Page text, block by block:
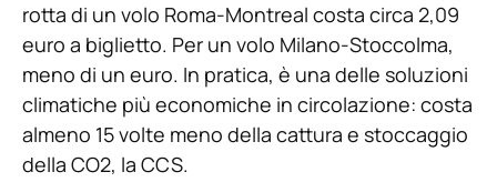
rotta di un volo Roma-Montreal costa circa 2,09
euro a biglietto. Per un volo Milano-Stoccolma,
meno di un euro. In pratica, è una delle soluzioni
climatiche più economiche in circolazione: costa
almeno 15 volte meno della cattura e stoccaggio
della CO2, la CCS.